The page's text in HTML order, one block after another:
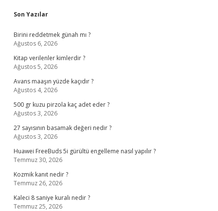
Sidebar
Son Yazılar
Birini reddetmek günah mı ?
Ağustos 6, 2026
Kitap verilenler kimlerdir ?
Ağustos 5, 2026
Avans maaşın yüzde kaçıdır ?
Ağustos 4, 2026
500 gr kuzu pirzola kaç adet eder ?
Ağustos 3, 2026
27 sayısının basamak değeri nedir ?
Ağustos 3, 2026
Huawei FreeBuds 5i gürültü engelleme nasıl yapılır ?
Temmuz 30, 2026
Kozmik kanıt nedir ?
Temmuz 26, 2026
Kaleci 8 saniye kuralı nedir ?
Temmuz 25, 2026